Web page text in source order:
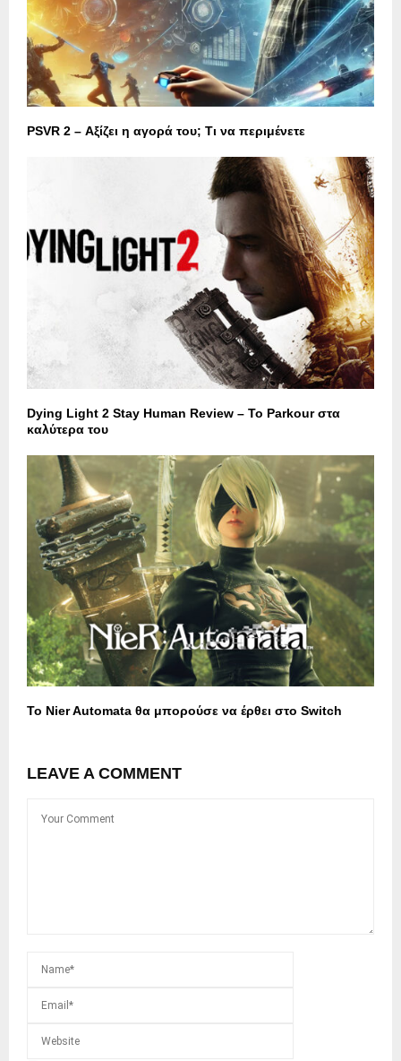
PSVR 2 – Αξίζει η αγορά του; Τι να περιμένετε
Dying Light 2 Stay Human Review – Το Parkour στα
καλύτερα του
Το Nier Automata θα μπορούσε να έρθει στο Switch
LEAVE A COMMENT